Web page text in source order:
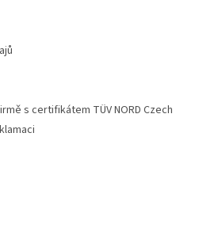
s certifikátem TÜV NORD Czech